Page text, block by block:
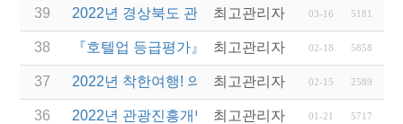
39 2022년 경상북도 관광진흥기금 지원 계획 공고(융
최고관리자 03-16 5181
38 『호텔업 등급평가』 평가요원 선발 안내
최고관리자 02-18 5858
37 2022년 착한여행! 의성투어! 운영 여행사 공모 안내
최고관리자 02-15 2589
36 2022년 관광진흥개발기금 신용보증부 운영자금 특
최고관리자 01-21 5717